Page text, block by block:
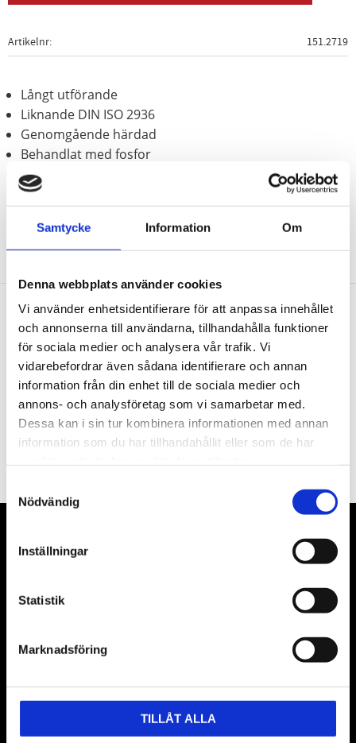
Samtycke Information Om
Denna webbplats använder cookies
Vi använder enhetsidentifierare för att anpassa innehållet
och annonserna till användarna, tillhandahålla funktioner
för sociala medier och analysera vår trafik. Vi
vidarebefordrar även sådana identifierare och annan
information från din enhet till de sociala medier och
annons- och analysföretag som vi samarbetar med.
Dessa kan i sin tur kombinera informationen med annan
information som du har tillhandahållit eller som de har
Nödvändig
Inställningar
Statistik
Marknadsföring
TILLÅT ALLA
Artikelnr 151.2719
Långt utförande
Liknande DIN ISO 2936
Genomgående härdad
Behandlat med fosfor
Speciellt-verktygsstål
Nyhetsbrev
PRENUMERERA
& däckmaskiner och Master luftmaskiner. Kontakta oss
kunden.